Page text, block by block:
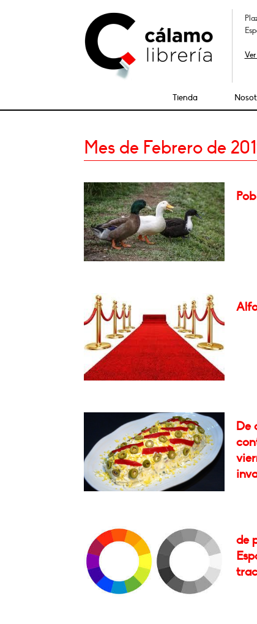
Tienda
Mes de Febrero de
De
de